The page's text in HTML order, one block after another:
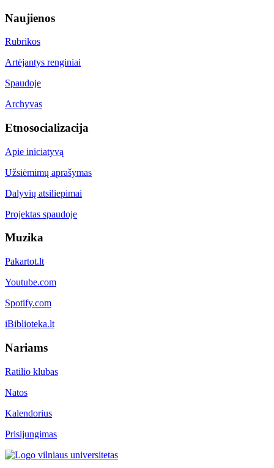
Naujienos
Rubrikos
Artėjantys renginiai
Spaudoje
Archyvas
Etnosocializacija
Apie iniciatyvą
Užsiėmimų aprašymas
Dalyvių atsiliepimai
Projektas spaudoje
Muzika
Pakartot.lt
Youtube.com
Spotify.com
iBiblioteka.lt
Nariams
Ratilio klubas
Natos
Kalendorius
Prisijungimas